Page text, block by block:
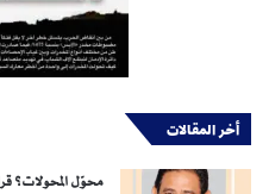
أخر المقالات
محوّل المحولات؟